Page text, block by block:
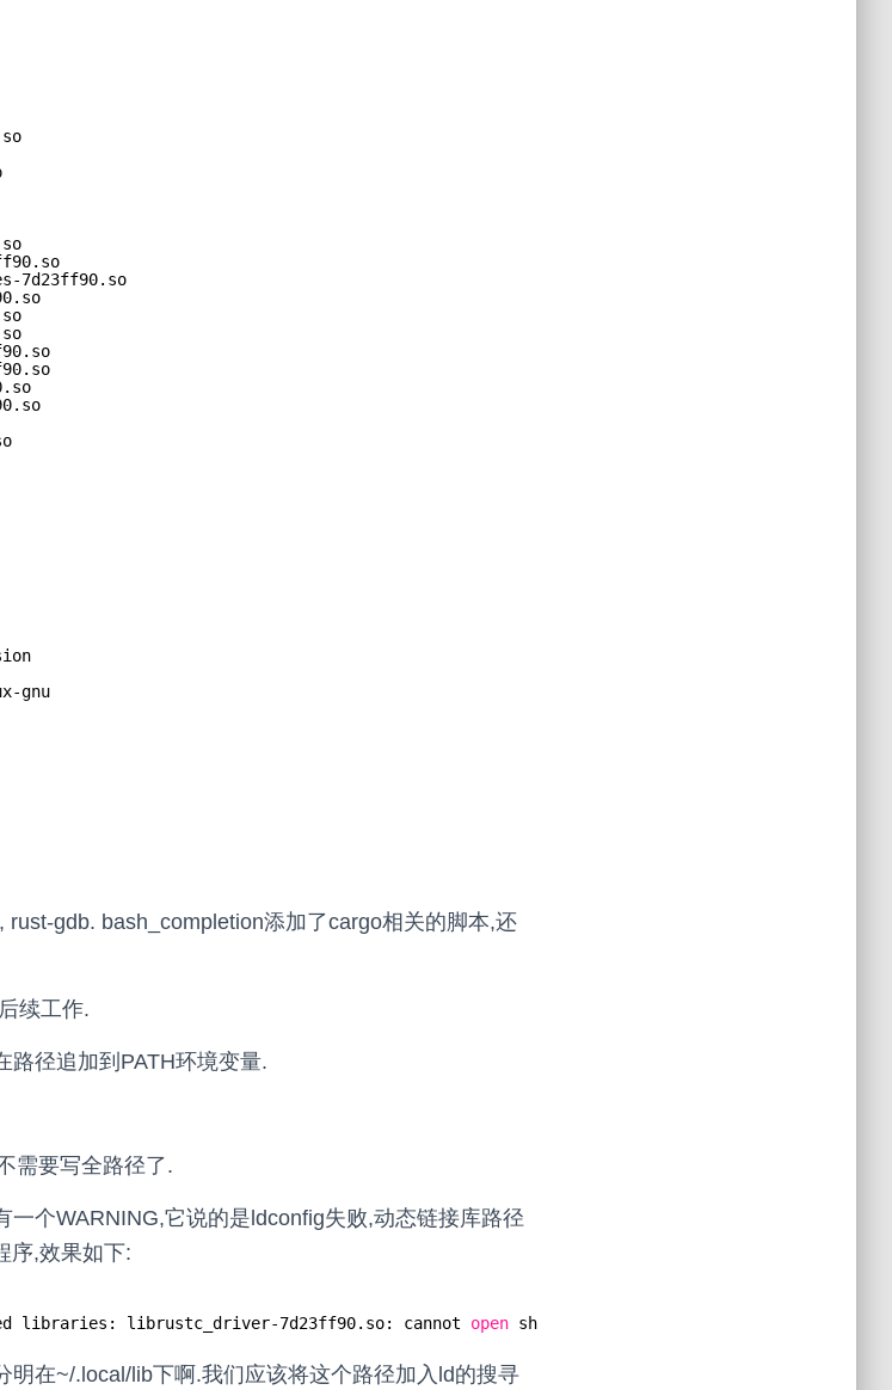
7d23ff90.so
gnu
gdb. bash_completion添加了cargo相关的脚本,还
续工作.
路径追加到PATH环境变量.
需要写全路径了.
个WARNING,它说的是ldconfig失败,动态链接库路径
序,效果如下:
libraries: librustc_driver-7d23ff90.so: cannot open shared object
明在~/.local/lib下啊.我们应该将这个路径加入ld的搜寻